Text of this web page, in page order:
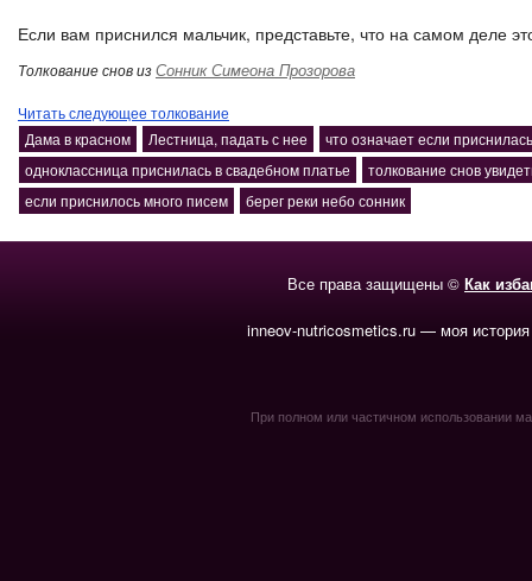
Если вам приснился мальчик, представьте, что на самом деле
Толкование снов изСонник Симеона Прозорова
Читать следующее толкование
Дама в красном
Лестница, падать с нее
что означает если
одноклассница приснилась в свадебном платье
толкование снов
если приснилось много писем
берег реки небо сонник
Все права защищены © Как
inneov-nutricosmetics.ru — моя
При полном или частичном использовании